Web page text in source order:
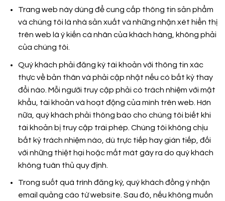
Trang web này dùng để cung cấp thông tin sản phẩm
và chúng tôi là nhà sản xuất và những nhận xét hiển thị
trên web là ý kiến cá nhân của khách hàng, không phải
của chúng tôi.
Quý khách phải đăng ký tài khoản với thông tin xác
thực về bản thân và phải cập nhật nếu có bất kỳ thay
đổi nào. Mỗi người truy cập phải có trách nhiệm với mật
khẩu, tài khoản và hoạt động của mình trên web. Hơn
nữa, quý khách phải thông báo cho chúng tôi biết khi
tài khoản bị truy cập trái phép. Chúng tôi không chịu
bất kỳ trách nhiệm nào, dù trực tiếp hay gián tiếp, đối
với những thiệt hại hoặc mất mát gây ra do quý khách
không tuân thủ quy định.
Trong suốt quá trình đăng ký, quý khách đồng ý nhận
email quảng cáo từ website. Sau đó, nếu không muốn